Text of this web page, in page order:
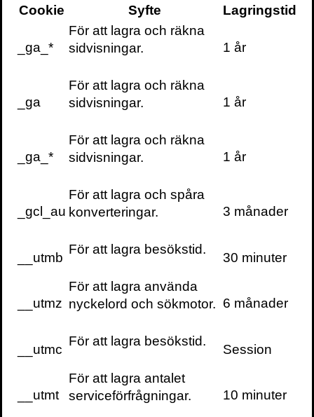
Cookieinställningar
Cookie
Syfte Lagringstid
_ga_*
För att lagra och räkna
sidvisningar.
1 år
_ga
För att lagra och räkna
sidvisningar.
1 år
_ga_*
För att lagra och räkna
sidvisningar.
1 år
_gcl_au
För att lagra och spåra
konverteringar.
3 månader
__utmb
För att lagra besökstid.
30 minuter
__utmz
För att lagra använda
nyckelord och sökmotor. 6 månader
__utmc
För att lagra besökstid.
Session
__utmt
För att lagra antalet
serviceförfrågningar.
10 minuter